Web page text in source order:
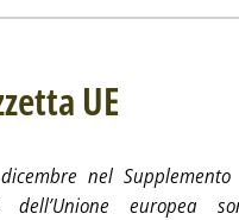
UE
nel Supplemento
dell’Unione europea